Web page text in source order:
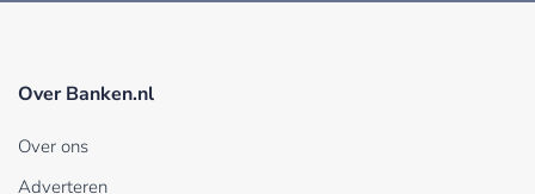
Over Banken.nl
Over ons
Adverteren